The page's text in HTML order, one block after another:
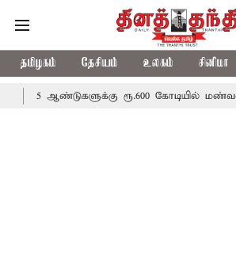
தமிழகம் தேசியம் உலகம் சினிமா
ரூ.600 கோடியில் மண்வள